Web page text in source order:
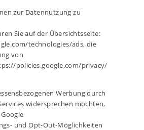
zur Datennutzung zu
Sie auf der Übersichtsseite:
technologies/ads, die
von
policies.google.com/privacy/
Werbung durch
widersprechen möchten,
und Opt-Out-Möglichkeiten